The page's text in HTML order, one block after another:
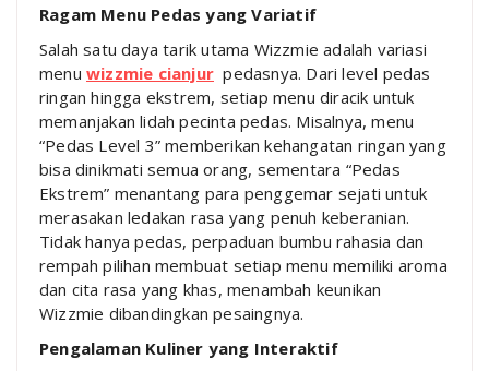
Ragam Menu Pedas yang Variatif
Salah satu daya tarik utama Wizzmie adalah variasi
menu wizzmie cianjur pedasnya. Dari level pedas
ringan hingga ekstrem, setiap menu diracik untuk
memanjakan lidah pecinta pedas. Misalnya, menu
“Pedas Level 3” memberikan kehangatan ringan yang
bisa dinikmati semua orang, sementara “Pedas
Ekstrem” menantang para penggemar sejati untuk
merasakan ledakan rasa yang penuh keberanian.
Tidak hanya pedas, perpaduan bumbu rahasia dan
rempah pilihan membuat setiap menu memiliki aroma
dan cita rasa yang khas, menambah keunikan
Wizzmie dibandingkan pesaingnya.
Pengalaman Kuliner yang Interaktif